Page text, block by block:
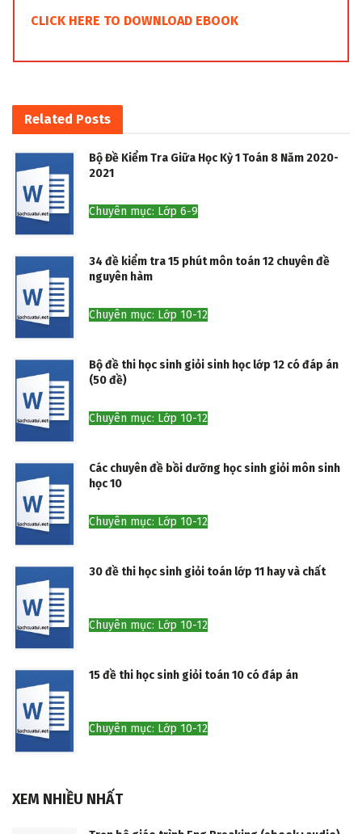
CLICK HERE TO DOWNLOAD EBOOK
Related Posts
Bộ Đề Kiểm Tra Giữa Học Kỳ 1 Toán 8 Năm 2020-
2021
Chuyên mục: Lớp 6-9
34 đề kiểm tra 15 phút môn toán 12 chuyên đề
nguyên hàm
Chuyên mục: Lớp 10-12
Bộ đề thi học sinh giỏi sinh học lớp 12 có đáp án
(50 đề)
Chuyên mục: Lớp 10-12
Các chuyên đề bồi dưỡng học sinh giỏi môn sinh
học 10
Chuyên mục: Lớp 10-12
30 đề thi học sinh giỏi toán lớp 11 hay và chất
Chuyên mục: Lớp 10-12
15 đề thi học sinh giỏi toán 10 có đáp án
Chuyên mục: Lớp 10-12
XEM NHIỀU NHẤT